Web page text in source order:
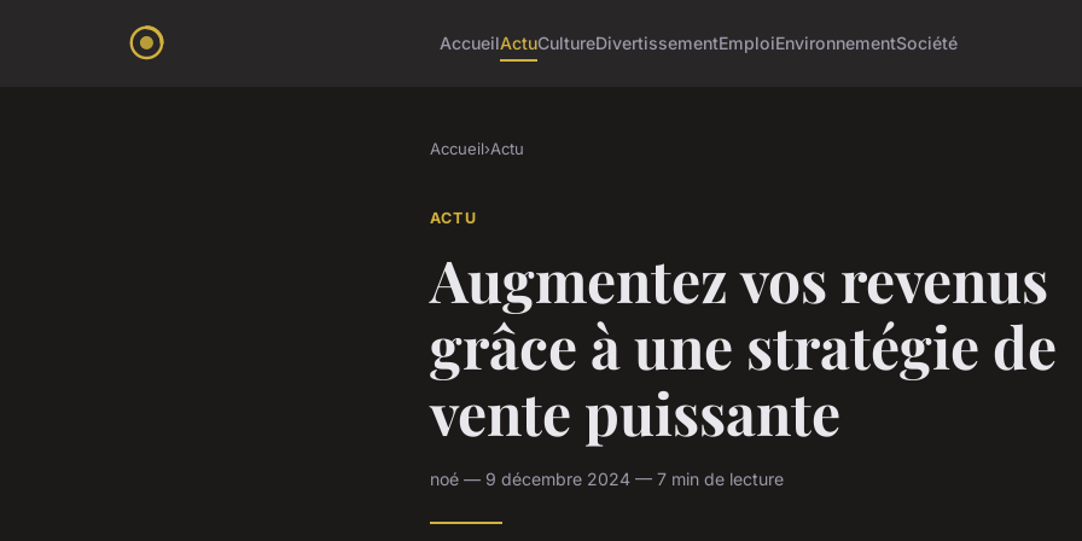
AccueilActuCultureDivertissementEmploiEnvironnementSociété
Accueil›Actu
ACTU
Augmentez vos revenus
grâce à une stratégie de
vente puissante
noé — 9 décembre 2024 — 7 min de lecture